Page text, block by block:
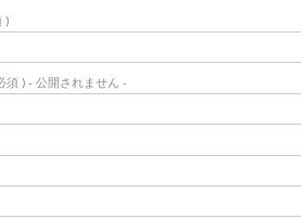
)
須 ) - 公開されません -